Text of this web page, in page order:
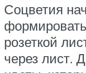
Соцветия
розеткой
через лист.